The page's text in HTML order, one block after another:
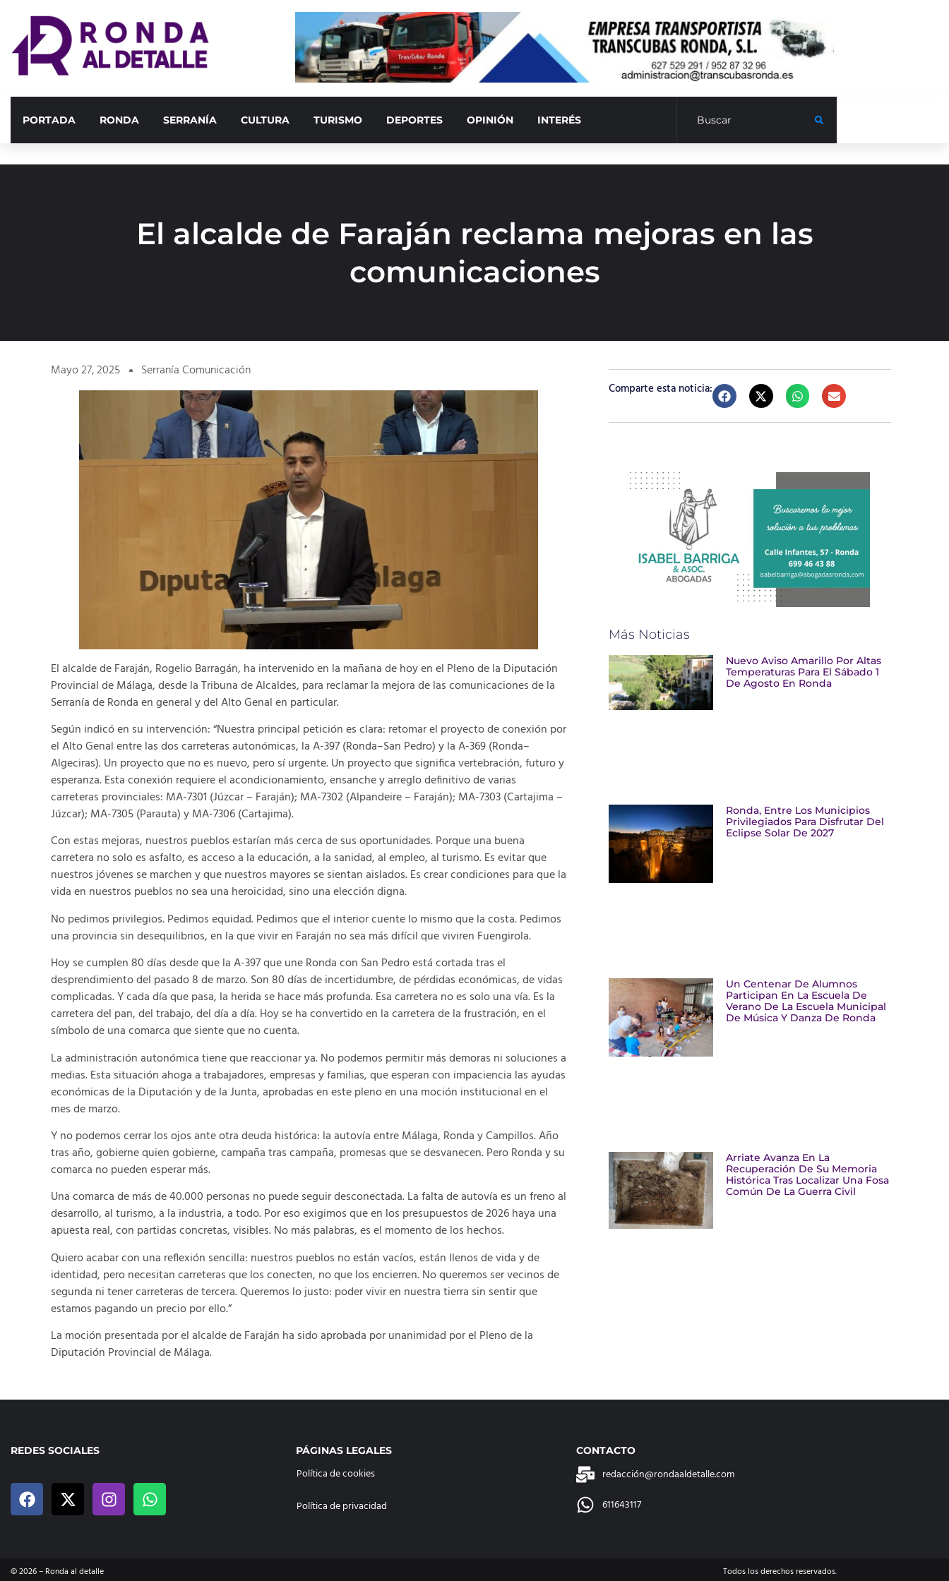
PORTADA RONDA SERRANÍA CULTURA TURISMO DEPORTES OPINIÓN INTERÉS
El alcalde de Faraján reclama mejoras en las
comunicaciones
Mayo 27, 2025 Serranía Comunicación
El alcalde de Faraján, Rogelio Barragán, ha intervenido en la mañana de hoy en el Pleno de la Diputación
Provincial de Málaga, desde la Tribuna de Alcaldes, para reclamar la mejora de las comunicaciones de la
Serranía de Ronda en general y del Alto Genal en particular.
Según indicó en su intervención: “Nuestra principal petición es clara: retomar el proyecto de conexión por
el Alto Genal entre las dos carreteras autonómicas, la A-397 (Ronda–San Pedro) y la A-369 (Ronda–
Algeciras).Un proyecto que no es nuevo, pero sí urgente. Un proyecto que significa vertebración, futuro y
esperanza. Esta conexión requiere el acondicionamiento, ensanche y arreglo definitivo de varias
carreteras provinciales: MA-7301 (Júzcar – Faraján); MA-7302 (Alpandeire – Faraján); MA-7303 (Cartajima –
Júzcar); MA-7305 (Parauta) y MA-7306 (Cartajima).
Con estas mejoras, nuestros pueblos estarían más cerca de sus oportunidades. Porque una buena
carretera no solo es asfalto, es acceso a la educación, a la sanidad, al empleo, al turismo. Es evitar que
nuestros jóvenes se marchen y que nuestros mayores se sientan aislados. Es crear condiciones para que la
vida en nuestros pueblos no sea una heroicidad, sino una elección digna.
No pedimos privilegios. Pedimos equidad. Pedimos que el interior cuente lo mismo que la costa. Pedimos
una provincia sin desequilibrios, en la que vivir en Faraján no sea más difícil que viviren Fuengirola.
Hoy se cumplen 80 días desde que la A-397 que une Ronda con San Pedro está cortada tras el
desprendimiento del pasado 8 de marzo.Son 80 días de incertidumbre, de pérdidas económicas, de vidas
complicadas. Y cada día que pasa, la herida se hace más profunda. Esa carretera no es solo una vía. Es la
carretera del pan, del trabajo, del día a día. Hoy se ha convertido en la carretera de la frustración, en el
símbolo de una comarca que siente que no cuenta.
La administración autonómica tiene que reaccionar ya. No podemos permitir más demoras ni soluciones a
medias. Esta situación ahoga a trabajadores, empresas y familias, que esperan con impaciencia las ayudas
económicas de la Diputación y de la Junta, aprobadas en este pleno en una moción institucional en el
mes de marzo.
Y no podemos cerrar los ojos ante otra deuda histórica: la autovía entre Málaga, Ronda y Campillos.Año
tras año, gobierne quien gobierne, campaña tras campaña, promesas que se desvanecen. Pero Ronda y su
comarca no pueden esperar más.
Una comarca de más de 40.000 personas no puede seguir desconectada. La falta de autovía es un freno al
desarrollo, al turismo, a la industria, a todo. Por eso exigimos que en los presupuestos de 2026 haya una
apuesta real, con partidas concretas, visibles. No más palabras, es el momento de los hechos.
Quiero acabar con una reflexión sencilla: nuestros pueblos no están vacíos, están llenos de vida y de
identidad, pero necesitan carreteras que los conecten, no que los encierren. No queremos ser vecinos de
segunda ni tener carreteras de tercera. Queremos lo justo: poder vivir en nuestra tierra sin sentir que
estamos pagando un precio por ello.”
La moción presentada por el alcalde de Faraján ha sido aprobada por unanimidad por el Pleno de la
Diputación Provincial de Málaga.
Comparte esta noticia:
Más Noticias
Nuevo Aviso Amarillo Por Altas
Temperaturas Para El Sábado 1
De Agosto En Ronda
Ronda, Entre Los Municipios
Privilegiados Para Disfrutar Del
Eclipse Solar De 2027
Un Centenar De Alumnos
Participan En La Escuela De
Verano De La Escuela Municipal
De Música Y Danza De Ronda
Arriate Avanza En La
Recuperación De Su Memoria
Histórica Tras Localizar Una Fosa
Común De La Guerra Civil
REDES SOCIALES PÁGINAS LEGALES
Política de cookies
Política de privacidad
CONTACTO
redacción@rondaaldetalle.com
611643117
©2026– Ronda al detalle Todos los derechos reservados.